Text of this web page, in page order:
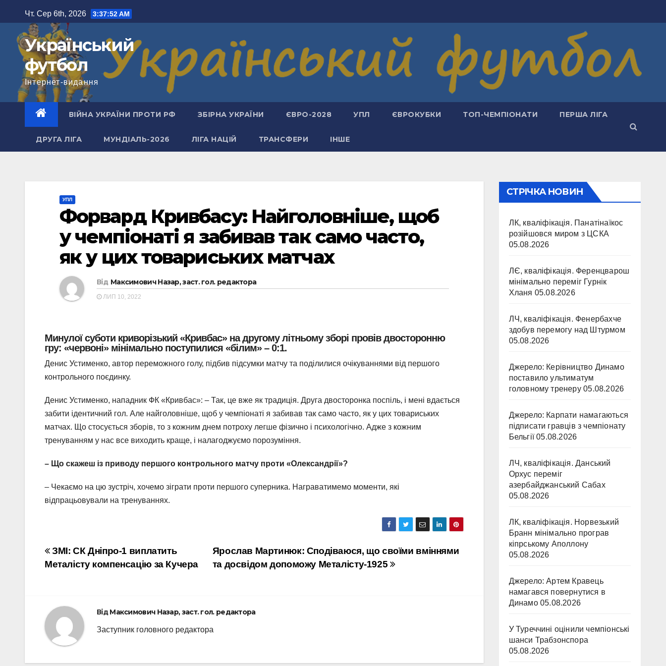
до
вмісту
Чт. Сер 6th, 2026 3:37:53 AM
Український
футбол
Інтернет-видання
ВІЙНА УКРАЇНИ ПРОТИ РФ ЗБІРНА УКРАЇНИ ЄВРО-2028 УПЛ ЄВРОКУБКИ ТОП-ЧЕМПІОНАТИ ПЕРША ЛІГА
ДРУГА ЛІГА МУНДІАЛЬ-2026 ЛІГА НАЦІЙ ТРАНСФЕРИ ІНШЕ
УПЛ
Форвард Кривбасу: Найголовніше, щоб
у чемпіонаті я забивав так само часто,
як у цих товариських матчах
Від Максимович Назар, заст. гол. редактора
ЛИП 10, 2022
Минулої суботи криворізький «Кривбас» на другому літньому зборі провів двосторонню
гру: «червоні» мінімально поступилися «білим» – 0:1.
Денис Устименко, автор переможного голу, підбив підсумки матчу та поділилися очікуваннями від першого
контрольного поєдинку.
Денис Устименко, нападник ФК «Кривбас»: – Так, це вже як традиція. Друга двосторонка поспіль, і мені вдається
забити ідентичний гол. Але найголовніше, щоб у чемпіонаті я забивав так само часто, як у цих товариських
матчах. Що стосується зборів, то з кожним днем ​​потроху легше фізично і психологічно. Адже з кожним
тренуванням у нас все виходить краще, і налагоджуємо порозуміння.
– Що скажеш із приводу першого контрольного матчу проти «Олександрії»?
– Чекаємо на цю зустріч, хочемо зіграти проти першого суперника. Награватимемо моменти, які
відпрацьовували на тренуваннях.
Навігація
записів
Ярослав Мартинюк: Сподіваюся, що своїми вміннями
та досвідом допоможу Металісту-1925
ЗМІ: СК Дніпро-1 виплатить
Металісту компенсацію за Кучера
ВідМаксимович Назар, заст. гол. редактора
Заступник головного редактора
СТРІЧКА НОВИН
ЛК, кваліфікація. Панатінаїкос
розійшовся миром з ЦСКА
05.08.2026
ЛЄ, кваліфікація. Ференцварош
мінімально переміг Гурнік
Хланя 05.08.2026
ЛЧ, кваліфікація. Фенербахче
здобув перемогу над Штурмом
05.08.2026
Джерело: Керівництво Динамо
поставило ультиматум
головному тренеру 05.08.2026
Джерело: Карпати намагаються
підписати гравців з чемпіонату
Бельгії 05.08.2026
ЛЧ, кваліфікація. Данський
Орхус переміг
азербайджанський Сабах
05.08.2026
ЛК, кваліфікація. Норвезький
Бранн мінімально програв
кіпрському Аполлону
05.08.2026
Джерело: Артем Кравець
намагався повернутися в
Динамо 05.08.2026
У Туреччині оцінили чемпіонські
шанси Трабзонспора
05.08.2026